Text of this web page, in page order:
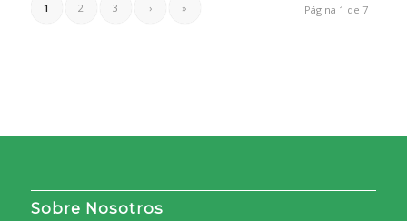
Página 1 de 7
1 2 3 › »
Sobre Nosotros